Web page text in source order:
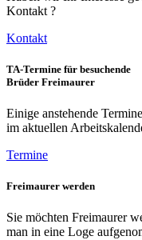
Kontakt ?
Kontakt
TA-Termine für besuchende
Brüder Freimaurer
Einige anstehende
im aktuellen
Termine
Freimaurer werden
Sie möchten Freimaurer
man in eine Loge